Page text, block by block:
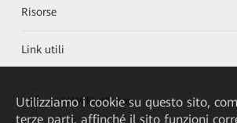
Risorse
Link utili
HUAWEI eKit App
Utilizziamo i cookie su questo sito,
terze parti, affinché il sito funzioni